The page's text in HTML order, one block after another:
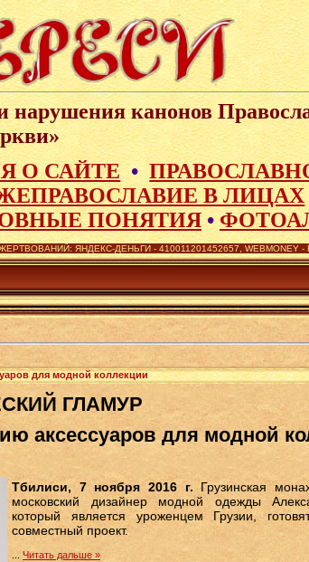
нарушения канонов
О САЙТЕ •
В ЛИЦАХ
ПОНЯТИЯ•
ЯНДЕКС-ДЕНЬГИ - 410011201452657, WEBMONEY -
для модной коллекции
ГЛАМУР
аксессуаров для модной
Тбилиси, 7 ноября 2016 г. Грузинская
московский дизайнер модной одежды
который является уроженцем Грузии,
совместный проект.
Читать дальше »